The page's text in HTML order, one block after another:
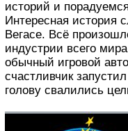
историй и
Интересная история
Вегасе. Всё
индустрии всего
обычный игровой
счастливчик
голову свалились